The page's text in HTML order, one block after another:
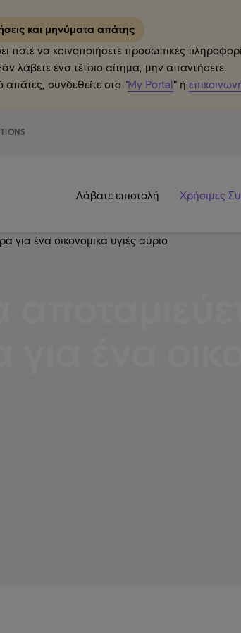
και μηνύματα απάτης
ποτέ να κοινοποιήσετε προσωπικές
λάβετε ένα τέτοιο αίτημα, μην απαντήσετε.
απάτες, συνδεθείτε στο "My Portal" ή
Λάβατε επιστολή Χρήσιμες